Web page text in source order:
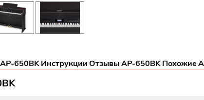
650BKИнструкцииОтзывы AP-650BKПохожие